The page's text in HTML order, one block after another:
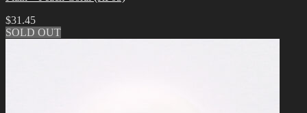
$31.45
SOLD OUT